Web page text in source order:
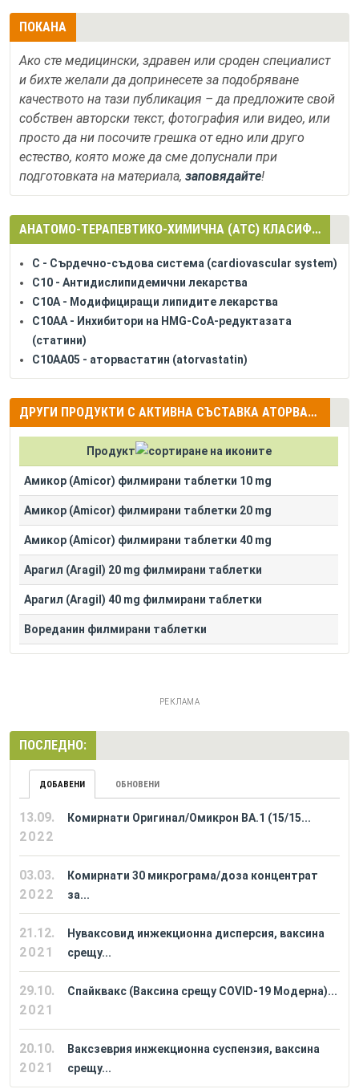
ПОКАНА
Ако сте медицински, здравен или сроден специалист
и бихте желали да допринесете за подобряване
качеството на тази публикация – да предложите свой
собствен авторски текст, фотография или видео, или
просто да ни посочите грешка от едно или друго
естество, която може да сме допуснали при
подготовката на материала, заповядайте!
АНАТОМО-ТЕРАПЕВТИКО-ХИМИЧНА (АТС) КЛАСИФИКАЦИЯ
C - Сърдечно-съдова система (cardiovascular system)
C10 - Антидислипидемични лекарства
C10A - Модифициращи липидите лекарства
C10AA - Инхибитори на HMG-CoA-редуктазата
(статини)
C10AA05 - аторвастатин (atorvastatin)
ДРУГИ ПРОДУКТИ С АКТИВНА СЪСТАВКА АТОРВАСТАТИН (ATORVASTATIN)
Продукт
Амикор (Amicor) филмирани таблетки 10 mg
Амикор (Amicor) филмирани таблетки 20 mg
Амикор (Amicor) филмирани таблетки 40 mg
Арагил (Aragil) 20 mg филмирани таблетки
Арагил (Aragil) 40 mg филмирани таблетки
Вореданин филмирани таблетки
РЕКЛАМА
ПОСЛЕДНО:
ДОБАВЕНИ ОБНОВЕНИ
13.09.
2022
Комирнати Оригинал/Омикрон BA.1 (15/15...
03.03.
2022
Комирнати 30 микрограма/доза концентрат
за...
21.12.
2021
Нуваксовид инжекционна дисперсия, ваксина
срещу...
29.10.
2021
Спайквакс (Ваксина срещу COVID-19 Модерна)...
20.10.
2021
Ваксзеврия инжекционна суспензия, ваксина
срещу...